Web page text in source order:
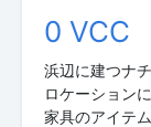
0 VCC
浜辺に建つナ
ロケーション
家具のアイテ